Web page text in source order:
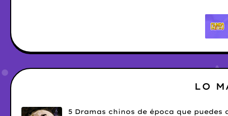
LO
5 Dramas chinos de época que